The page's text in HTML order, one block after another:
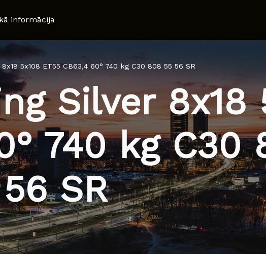
informācija
5x108 ET55 CB63,4 60° 740 kg C30 808 55 56 SR
Silver 8x18
740 kg C30
56 SR